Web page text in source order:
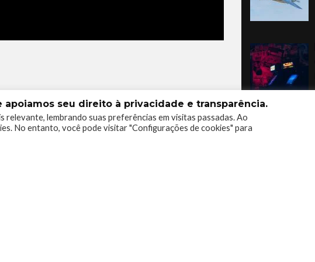
seu direito à privacidade e transparência.
lembrando suas preferências em visitas passadas. Ao
No entanto, você pode visitar "Configurações de cookies" para